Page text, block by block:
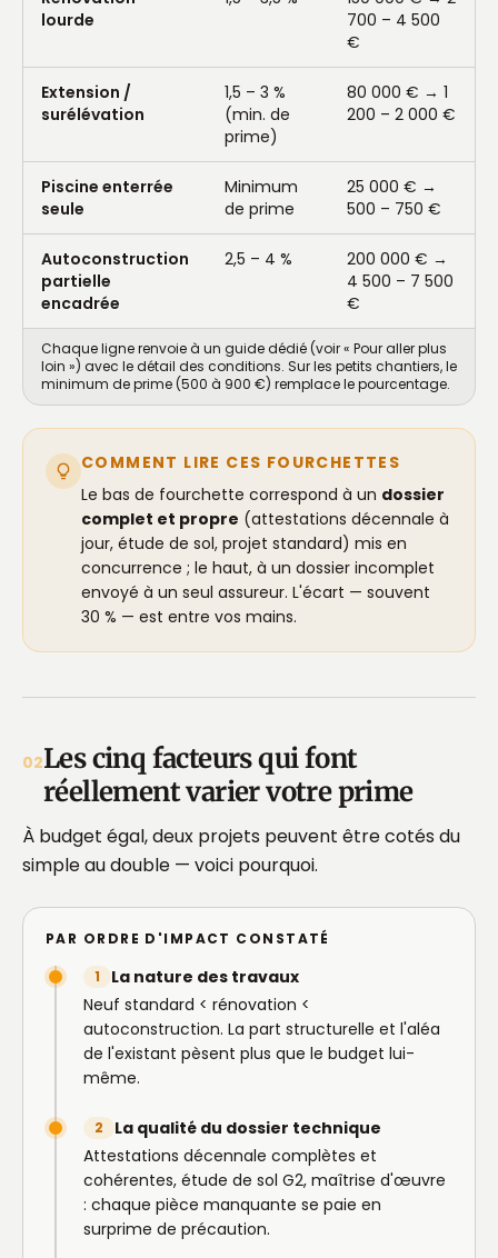
lourde
700 – 4 500
€
Extension /
surélévation
1,5 – 3 %
(min. de
prime)
80 000 € → 1
200 – 2 000 €
Piscine enterrée
seule
Minimum
de prime
25 000 € →
500 – 750 €
Autoconstruction
partielle
encadrée
2,5 – 4 %
200 000 € →
4 500 – 7 500
€
Chaque ligne renvoie à un guide dédié (voir « Pour aller plus
loin ») avec le détail des conditions. Sur les petits chantiers, le
minimum de prime (500 à 900 €) remplace le pourcentage.
COMMENT LIRE CES FOURCHETTES
Le bas de fourchette correspond à un dossier
complet et propre (attestations décennale à
jour, étude de sol, projet standard) mis en
concurrence ; le haut, à un dossier incomplet
envoyé à un seul assureur. L'écart — souvent
30 % — est entre vos mains.
02Les cinq facteurs qui font
réellement varier votre prime
À budget égal, deux projets peuvent être cotés du
simple au double — voici pourquoi.
PAR ORDRE D'IMPACT CONSTATÉ
1
La nature des travaux
Neuf standard < rénovation <
autoconstruction. La part structurelle et l'aléa
de l'existant pèsent plus que le budget lui-
même.
2
La qualité du dossier technique
Attestations décennale complètes et
cohérentes, étude de sol G2, maîtrise d'œuvre
: chaque pièce manquante se paie en
surprime de précaution.